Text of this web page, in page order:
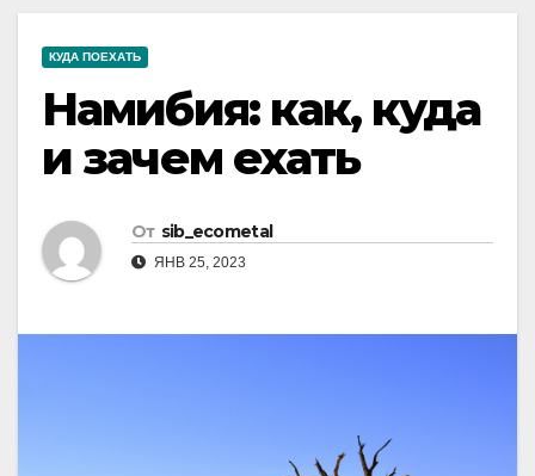
КУДА ПОЕХАТЬ
Намибия: как, куда
и зачем ехать
От sib_ecometal
ЯНВ 25, 2023